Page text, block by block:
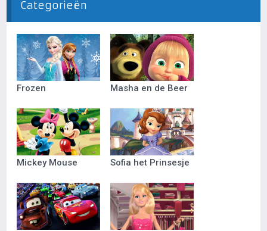
Categorieën
Frozen Masha en de Beer
Mickey Mouse Sofia het Prinsesje